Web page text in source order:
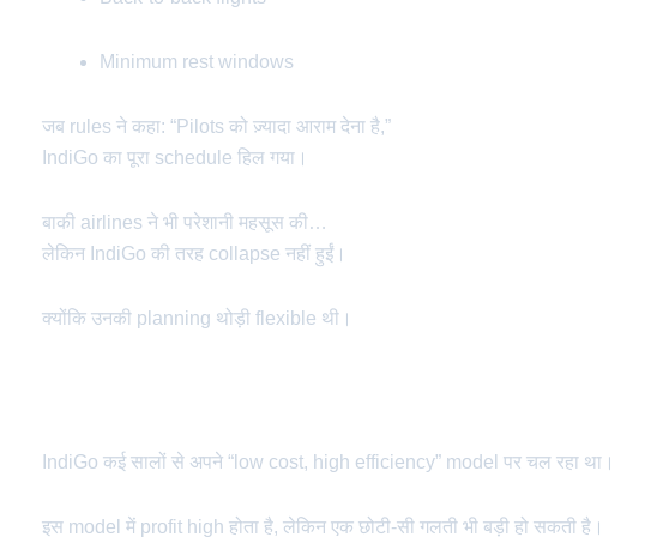
Minimum rest windows
जब rules ने कहा: “Pilots को ज़्यादा आराम देना है,”
IndiGo का पूरा schedule हिल गया।
बाकी airlines ने भी परेशानी महसूस की…
लेकिन IndiGo की तरह collapse नहीं हुईं।
क्योंकि उनकी planning थोड़ी flexible थी।
IndiGo कई सालों से अपने “low cost, high efficiency” model पर चल रहा था।
इस model में profit high होता है, लेकिन एक छोटी-सी गलती भी बड़ी हो सकती है।